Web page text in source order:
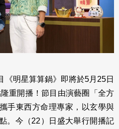
《明星算算鍋》即將於5月25日
重開播！節目由演藝圈「全方
手東西方命理專家，以玄學與
。今（22）日盛大舉行開播記